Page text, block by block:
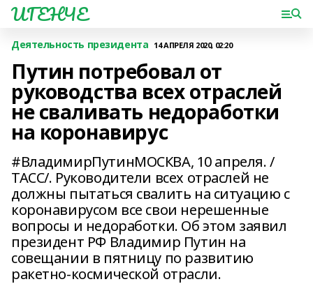
ИГЕНЧЕ
Деятельность президента 14 АПРЕЛЯ 2020, 02:20
Путин потребовал от
руководства всех отраслей
не сваливать недоработки
на коронавирус
#ВладимирПутинМОСКВА, 10 апреля. /
ТАСС/. Руководители всех отраслей не
должны пытаться свалить на ситуацию с
коронавирусом все свои нерешенные
вопросы и недоработки. Об этом заявил
президент РФ Владимир Путин на
совещании в пятницу по развитию
ракетно-космической отрасли.